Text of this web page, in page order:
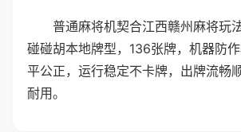
普通麻将机契合江西赣州麻将玩
碰碰胡本地牌型，136张牌，机器防
平公正，运行稳定不卡牌，出牌流畅
耐用。